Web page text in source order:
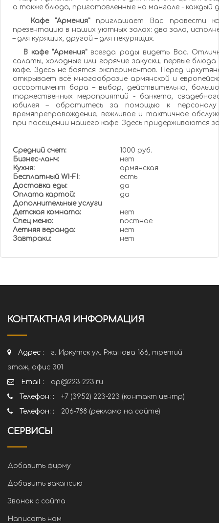
а также блюда, приготовленные на мангале - каждый
Кафе "Армения" приглашает Вас провести
презентацию в наших уютных залах: два зала,
– для курящих, другой – для некурящих.
В кафе "Армения"всегда рады видеть Вас.
салаты, холодные или горячие закуски, первые
кафе. Здесь не боятся экспериментов. Перед
открывает всё многообразие армянской и
ассортимент бара – выбор, действительно,
торжественных мероприятий - банкета,
юбилея – обратитесь за помощью к
времяпрепровождение, вежливое и тактичное
при посещении нашего кафе. Здесь придерживаются
Средний счет:
1000 руб.
Бизнес-ланч:
нет
Кухня:
армянская
Бесплатный WI-FI:
есть
Доставка еды:
да
Оплата картой:
да
Дополнительные услуги
Детская комната:
нет
Спец меню:
постное
Летняя веранда:
нет
Завтраки:
нет
КОНТАКТНАЯ ИНФОРМАЦИЯ
Адрес :
г. Иркутск ул. Ржанова 166, третий
этаж, офис 301
Email :
ap@223-223.ru
Телефон: :
+7 (3952) 223-223 (контакт центр)
Телефон: :
206-788 (реклама на сайте)
СЕРВИСЫ
Добавить фирму
Добавить вакансию
Звонок с сайта
Написать нам